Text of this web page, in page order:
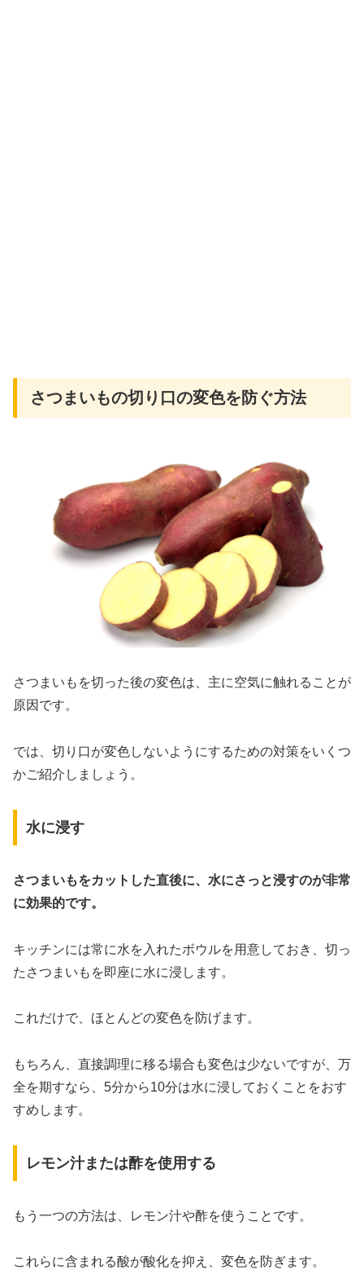
さつまいもの切り口の変色を防ぐ方法
さつまいもを切った後の変色は、主に空気に触れることが
原因です。
では、切り口が変色しないようにするための対策をいくつ
かご紹介しましょう。
水に浸す
さつまいもをカットした直後に、水にさっと浸すのが非常
に効果的です。
キッチンには常に水を入れたボウルを用意しておき、切っ
たさつまいもを即座に水に浸します。
これだけで、ほとんどの変色を防げます。
もちろん、直接調理に移る場合も変色は少ないですが、万
全を期すなら、5分から10分は水に浸しておくことをおす
すめします。
レモン汁または酢を使用する
もう一つの方法は、レモン汁や酢を使うことです。
これらに含まれる酸が酸化を抑え、変色を防ぎます。